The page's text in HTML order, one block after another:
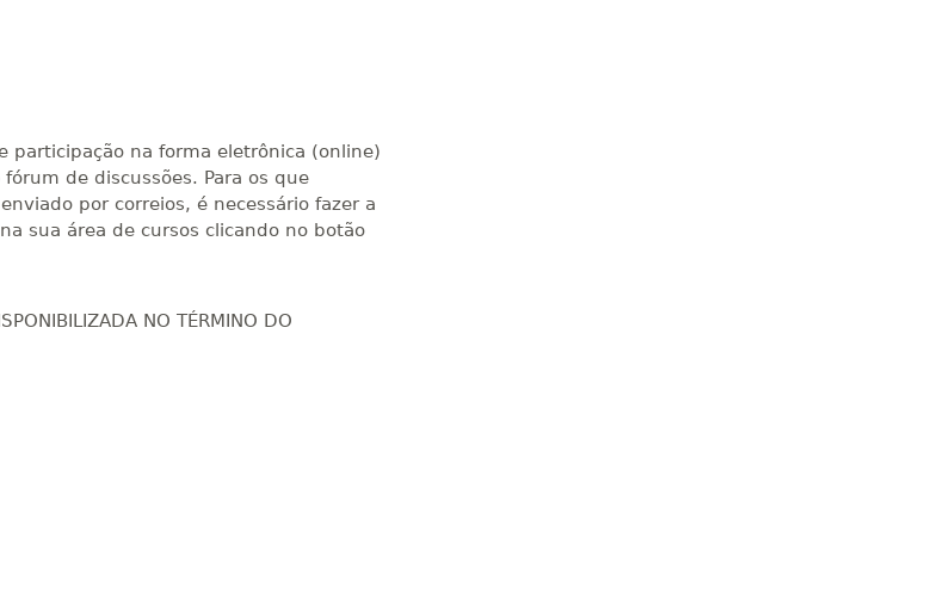
participação na forma eletrônica (online)
de discussões. Para os que
por correios, é necessário fazer a
sua área de cursos clicando no botão
NO TÉRMINO DO